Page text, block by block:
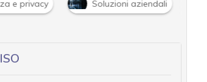
e privacy Soluzioni aziendali